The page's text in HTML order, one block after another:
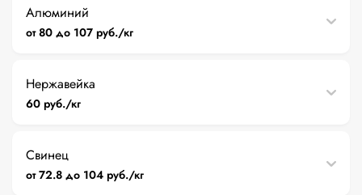
Алюминий
от 80 до 107 руб./кг
Нержавейка
60 руб./кг
Свинец
от 72.8 до 104 руб./кг